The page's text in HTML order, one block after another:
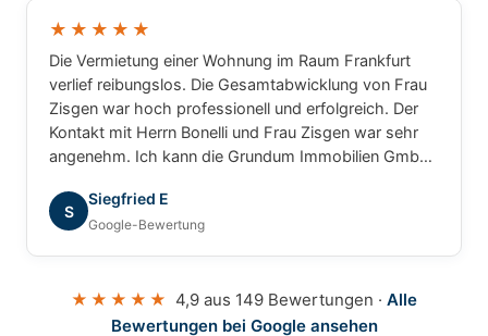
★★★★★
Die Vermietung einer Wohnung im Raum Frankfurt
verlief reibungslos. Die Gesamtabwicklung von Frau
Zisgen war hoch professionell und erfolgreich. Der
Kontakt mit Herrn Bonelli und Frau Zisgen war sehr
angenehm. Ich kann die Grundum Immobilien GmbH
S
Siegfried E
Google-Bewertung
★★★★★ 4,9 aus 149 Bewertungen · Alle
Bewertungen bei Google ansehen